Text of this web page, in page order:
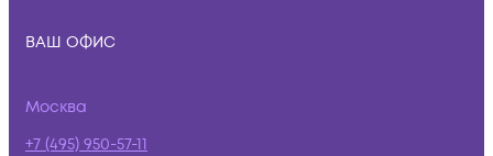
ВАШ ОФИС
Москва
+7 (495) 950-57-11